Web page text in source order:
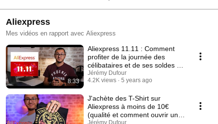
Aliexpress
Mes vidéos en rapport avec Aliexpress
8:33
Aliexpress 11.11 : Comment
profiter de la journée des
célibataires et de ses soldes en
2021 ?
Jérémy Dufour
4.2K views
5 years ago
J'achète des T-Shirt sur
Aliexpress à moins de 10€
(qualité et comment ouvrir un
Jérémy Dufour